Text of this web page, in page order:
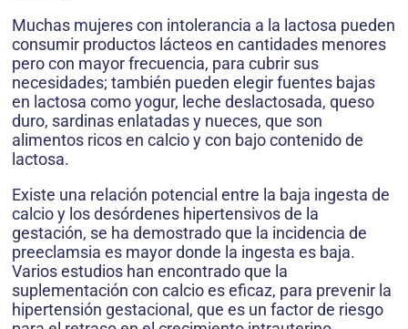
Muchas mujeres con intolerancia a la lactosa pueden
consumir productos lácteos en cantidades menores
pero con mayor frecuencia, para cubrir sus
necesidades; también pueden elegir fuentes bajas
en lactosa como yogur, leche deslactosada, queso
duro, sardinas enlatadas y nueces, que son
alimentos ricos en calcio y con bajo contenido de
lactosa.
Existe una relación potencial entre la baja ingesta de
calcio y los desórdenes hipertensivos de la
gestación, se ha demostrado que la incidencia de
preeclamsia es mayor donde la ingesta es baja.
Varios estudios han encontrado que la
suplementación con calcio es eficaz, para prevenir la
hipertensión gestacional, que es un factor de riesgo